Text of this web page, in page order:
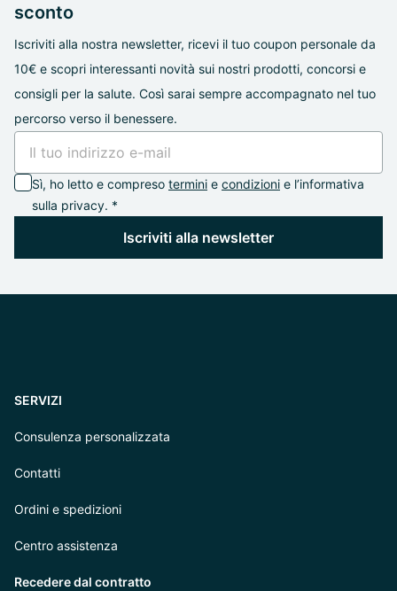
sconto
Iscriviti alla nostra newsletter, ricevi il tuo coupon personale da
10€ e scopri interessanti novità sui nostri prodotti, concorsi e
consigli per la salute. Così sarai sempre accompagnato nel tuo
percorso verso il benessere.
Sì, ho letto e compreso termini e condizioni e l’informativa
sulla privacy. *
Iscriviti alla newsletter
SERVIZI
Consulenza personalizzata
Contatti
Ordini e spedizioni
Centro assistenza
Recedere dal contratto